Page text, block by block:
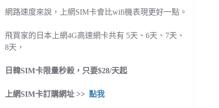
網路速度來說，上網SIM卡會比wifi機表現更好一點。
飛買家的日本上網4G高速網卡共有 5天、6天、7天、
8天，
日韓SIM卡限量秒殺，只要$28/天起
上網SIM卡訂購網址 >> 點我